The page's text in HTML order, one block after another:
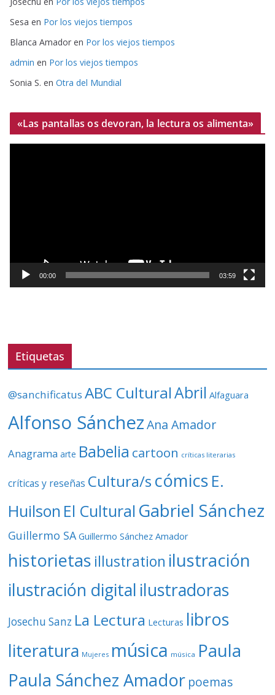
Sesa en Por los viejos tiempos
Blanca Amador en Por los viejos tiempos
admin en Por los viejos tiempos
Sonia S. en Otra del Mundial
«Las pantallas os devoran, la lectura os alimenta»
o
í
e
00:00 03:59
Etiquetas
@sanchificatus ABC CulturalAbril Alfaguara
Alfonso Sánchez Ana Amador
Anagrama arte Babelia cartoon críticas literarias
críticas y reseñas Cultura/s cómics E.
Huilson El Cultural Gabriel Sánchez
Guillermo SA Guillermo Sánchez Amador
historietas illustration ilustración
ilustración digital ilustradoras
Josechu Sanz La Lectura Lecturas libros
literatura Mujeres música música Paula
Paula Sánchez Amador poemas